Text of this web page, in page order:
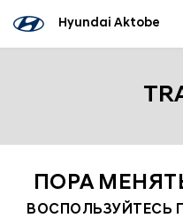
Hyundai Aktobe
ПОРА
ВОСПОЛЬЗУЙТЕСЬ